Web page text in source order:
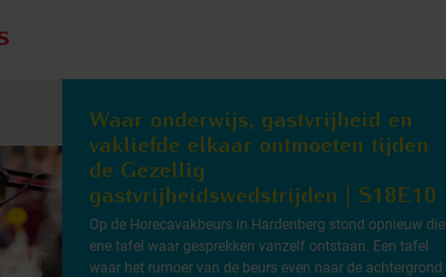
Waar onderwijs, gastvrijheid en
vakliefde elkaar ontmoeten tijden
de Gezellig
gastvrijheidswedstrijden | S18E10
Op de Horecavakbeurs in Hardenberg stond opnieuw die
ene tafel waar gesprekken vanzelf ontstaan. Een tafel
waar het rumoer van de beurs even naar de achtergrond